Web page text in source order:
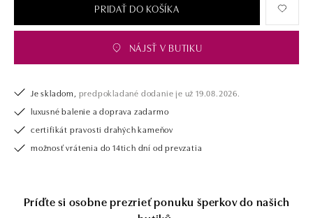
PRIDAŤ DO KOŠÍKA
NÁJSŤ V BUTIKU
Je skladom, predpokladané dodanie je už 19.08.2026.
luxusné balenie a doprava zadarmo
certifikát pravosti drahých kameňov
možnosť vrátenia do 14tich dní od prevzatia
Príďte si osobne prezrieť ponuku šperkov do našich